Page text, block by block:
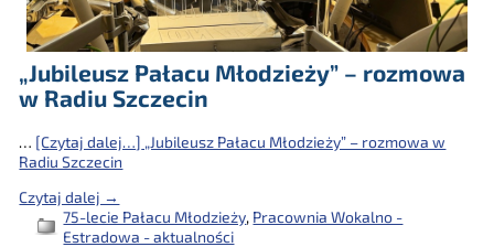
„Jubileusz Pałacu Młodzieży” – rozmowa
w Radiu Szczecin
… [Czytaj dalej…] „Jubileusz Pałacu Młodzieży” – rozmowa w
Radiu Szczecin
Czytaj dalej →
75-lecie Pałacu Młodzieży, Pracownia Wokalno -
Estradowa - aktualności